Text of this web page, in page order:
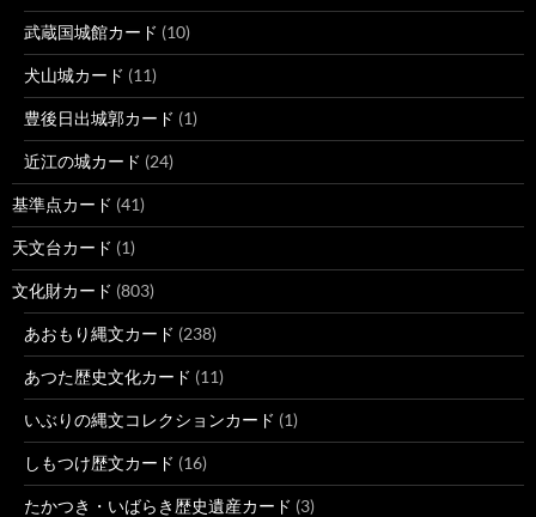
武蔵国城館カード (10)
犬山城カード (11)
豊後日出城郭カード (1)
近江の城カード (24)
基準点カード (41)
天文台カード (1)
文化財カード (803)
あおもり縄文カード (238)
あつた歴史文化カード (11)
いぶりの縄文コレクションカード (1)
しもつけ歴文カード (16)
たかつき・いばらき歴史遺産カード (3)